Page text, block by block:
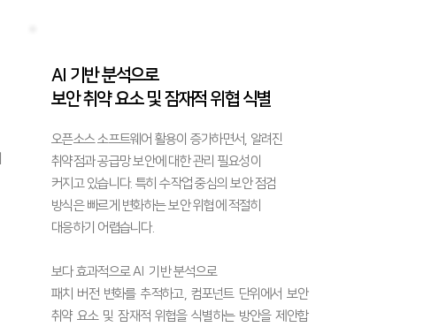
AI 기반 분석으로
보안 취약 요소 및 잠재적 위협 식별
오픈소스 소프트웨어 활용이 증가하면서, 알려진
취약점과 공급망 보안에 대한 관리 필요성이
커지고 있습니다. 특히 수작업 중심의 보안 점검
방식은 빠르게 변화하는 보안 위협에 적절히
대응하기 어렵습니다.
보다 효과적으로 AI 기반 분석으로
​패치 버전 변화를 추적하고, 컴포넌트 단위에서 보안
취약 요소 및 잠재적 위협을 식별하는 방안을 제안합